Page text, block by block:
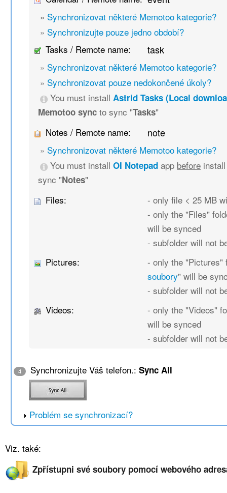
» Synchronizovat některé Memotoo kategorie?
» Synchronizujte pouze jedno období?
Tasks / Remote name:
task
» Synchronizovat některé Memotoo kategorie?
» Synchronizovat pouze nedokončené úkoly?
You must installAstrid Tasks (Local
Memotoo sync to sync "Tasks"
Notes / Remote name:
note
» Synchronizovat některé Memotoo kategorie?
You must installOI Notepad app before
sync "Notes"
Files:
- only file < 25 MB
- only the "Files"
will be synced
- subfolder will not
Pictures:
- only the "Pictures"
soubory" will be
- subfolder will not
Videos:
- only the "Videos"
will be synced
- subfolder will not
4 Synchronizujte Váš telefon.:Sync All
Problém se synchronizací?
Viz. také:
Zpřístupni své soubory pomocí webového